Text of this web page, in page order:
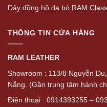
Dây đồng hồ da bò RAM
THÔNG TIN CỬA HÀNG
RAM LEATHER
Showroom : 113/8 Nguyễn
Nẵng. (Gần trung tâm hành
Điện thoại : 0914393255 –